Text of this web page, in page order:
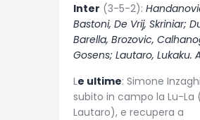
Inter (3-5-2):
Bastoni, De Vrij, Skriniar;
Barella, Brozovic,
Gosens; Lautaro, Lukaku.
Le ultime: Simone
subito in campo la Lu-La
Lautaro), e recupera a